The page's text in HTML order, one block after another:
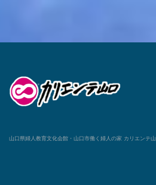
山口県婦人教育文化会館・山口市働く婦人の家 カリエンテ